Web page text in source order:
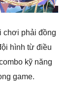
chơi phải đồng
hình từ điều
kỹ năng
game.